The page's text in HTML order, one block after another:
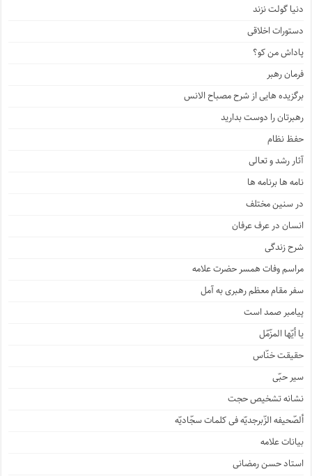
دنیا گولت نزند
دستورات اخلاقی
پاداش من کو؟
فرمان رهبر
برگزیده هایی از شرح مصباح الانس
رهبرتان را دوست بدارید
حفظ نظام
آثار رشد و تعالی
نامه ها برنامه ها
در سنین مختلف
انسان در عرف عرفان
شرح زندگی
مراسم وفات همسر حضرت علامه
سفر مقام معظم رهبری به آمل
پیامبر صمد است
یا أیّها المزّمّل
حقیقت خنّاس
سیر حبّی
نشانه تشخیص حجت
ألصّحیفه الزّبرجدیّه فی کلمات سجّادیّه
بیانات علامه
استاد حسن رمضانی